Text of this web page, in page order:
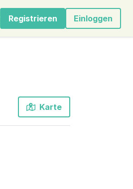
Registrieren Einloggen
Karte